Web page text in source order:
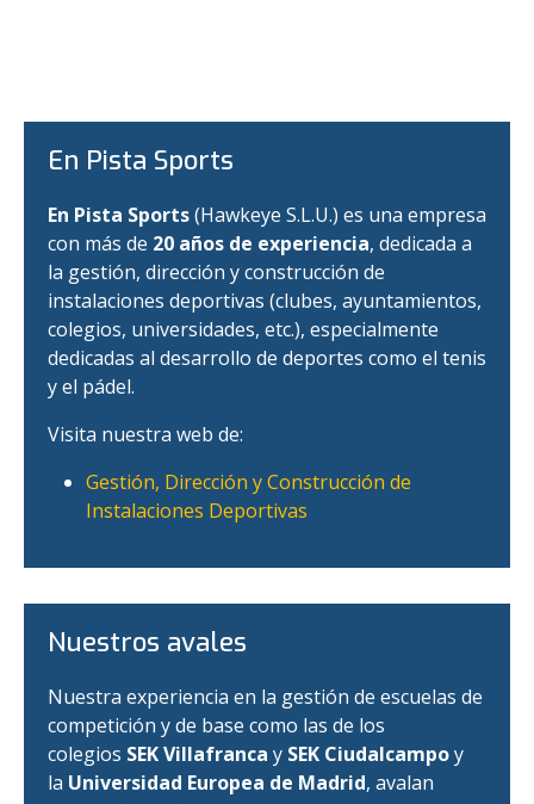
En Pista Sports
En Pista Sports(Hawkeye S.L.U.) es una empresa
con más de 20 años de experiencia, dedicada a
la gestión, dirección y construcción de
instalaciones deportivas (clubes, ayuntamientos,
colegios, universidades, etc.), especialmente
dedicadas al desarrollo de deportes como el tenis
y el pádel.
Visita nuestra web de:
Gestión, Dirección y Construcción de
Instalaciones Deportivas
Nuestros avales
Nuestra experiencia en la gestión de escuelas de
competición y de base como las de los
colegios SEK Villafranca y SEK Ciudalcampoy
la Universidad Europea de Madrid, avalan